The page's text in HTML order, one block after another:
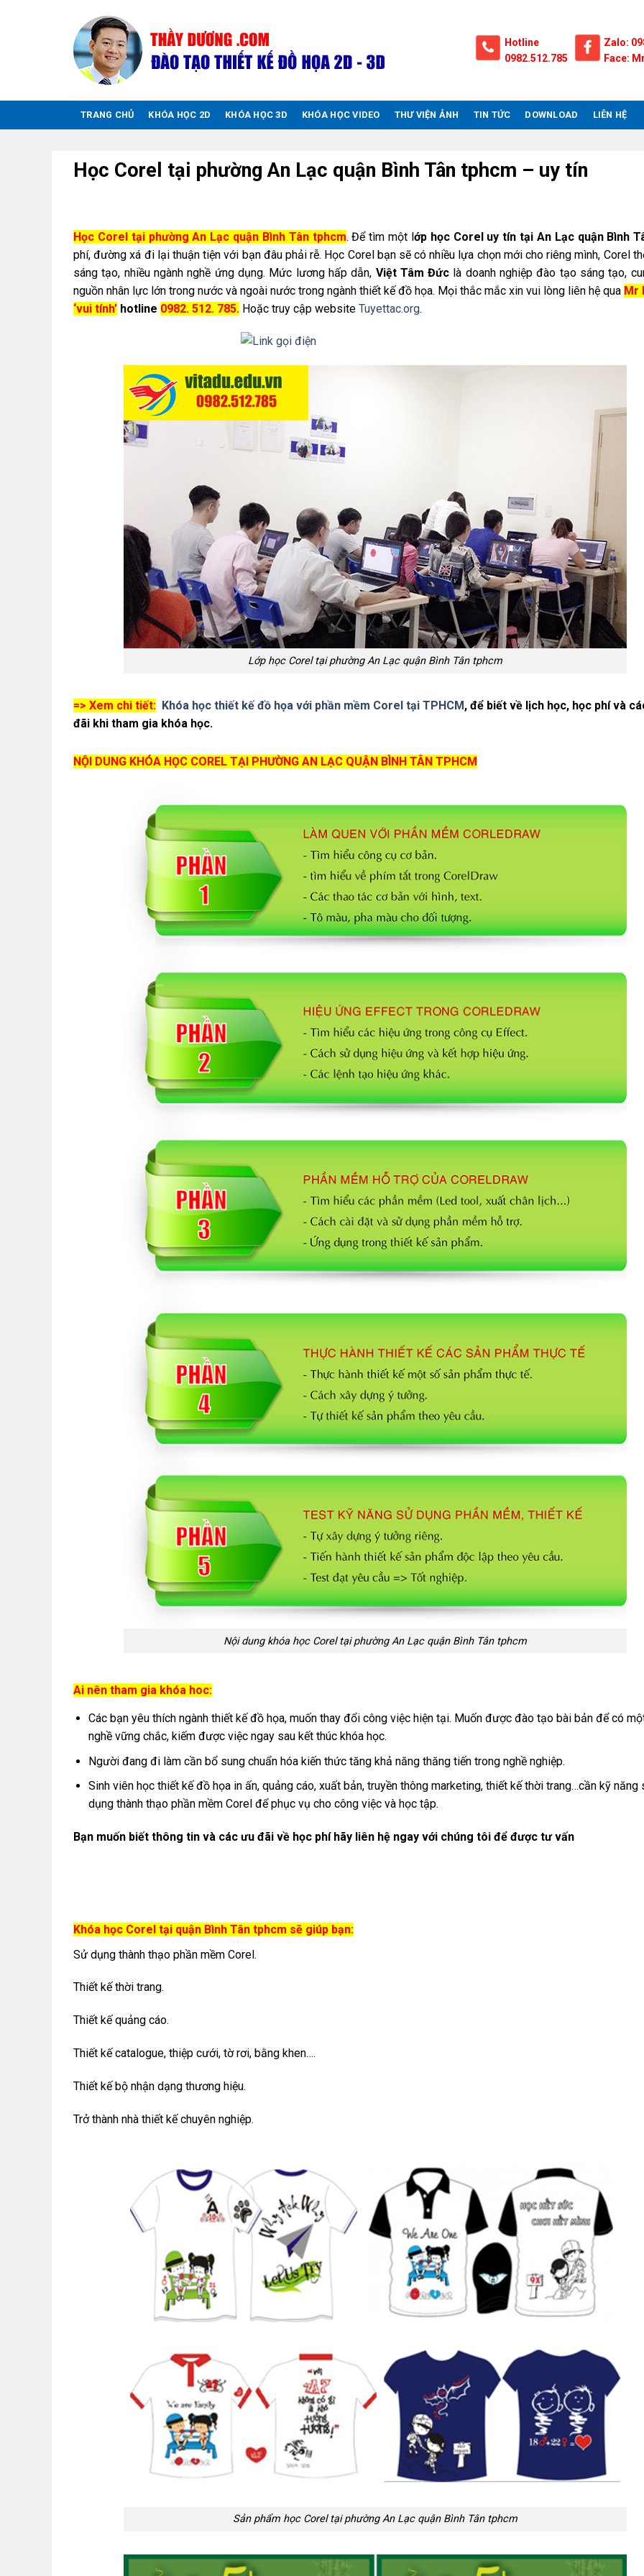
Hotline
0982.512.785
Zalo:
Face:
TRANG CHỦ KHÓA HỌC 2D KHÓA HỌC 3D KHÓA HỌC VIDEO THƯ VIỆN ẢNH TIN TỨC DOWNLOAD LIÊN HỆ
Học Corel tại phường An Lạc quận Bình Tân tphcm – uy tín
Học Corel tại phường An Lạc quận Bình Tân tphcm. Để tìm một lớp học Corel uy tín tại An Lạc quận Bình
phí, đường xá đi lại thuận tiện với bạn đâu phải rễ. Học Corel bạn sẽ có nhiều lựa chọn mới cho riêng mình, Corel
sáng tạo, nhiều ngành nghề ứng dụng. Mức lương hấp dẫn, Việt Tâm Đức là doanh nghiệp đào tạo sáng tạo,
nguồn nhân lực lớn trong nước và ngoài nước trong ngành thiết kế đồ họa. Mọi thắc mắc xin vui lòng liên hệ qua Mr
‘vui tính’ hotline 0982. 512. 785. Hoặc truy cập website Tuyettac.org.
Lớp học Corel tại phường An Lạc quận Bình Tân tphcm
=> Xem chi tiết: Khóa học thiết kế đồ họa với phần mềm Corel tại TPHCM, để biết về lịch học, học phí và
đãi khi tham gia khóa học.
NỘI DUNG KHÓA HỌC COREL TẠI PHƯỜNG AN LẠC QUẬN BÌNH TÂN TPHCM
Nội dung khóa học Corel tại phường An Lạc quận Bình Tân tphcm
Ai nên tham gia khóa hoc:
Các bạn yêu thích ngành thiết kế đồ họa, muốn thay đổi công việc hiện tại. Muốn được đào tạo bài bản để có
nghề vững chắc, kiếm được việc ngay sau kết thúc khóa học.
Người đang đi làm cần bổ sung chuẩn hóa kiến thức tăng khả năng thăng tiến trong nghề nghiệp.
Sinh viên học thiết kế đồ họa in ấn, quảng cáo, xuất bản, truyền thông marketing, thiết kế thời trang…cần kỹ năng
dụng thành thạo phần mềm Corel để phục vụ cho công việc và học tập.
Bạn muốn biết thông tin và các ưu đãi về học phí hãy liên hệ ngay với chúng tôi để được tư vấn
Thiết kế thời trang.
Thiết kế quảng cáo.
Thiết kế catalogue, thiệp cưới, tờ rơi, bằng khen….
Thiết kế bộ nhận dạng thương hiệu.
Trở thành nhà thiết kế chuyên nghiệp.
Sản phẩm học Corel tại phường An Lạc quận Bình Tân tphcm